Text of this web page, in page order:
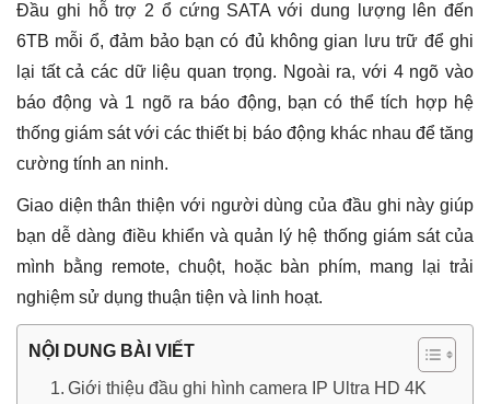
Đầu ghi hỗ trợ 2 ổ cứng SATA với dung lượng lên đến
6TB mỗi ổ, đảm bảo bạn có đủ không gian lưu trữ để ghi
lại tất cả các dữ liệu quan trọng. Ngoài ra, với 4 ngõ vào
báo động và 1 ngõ ra báo động, bạn có thể tích hợp hệ
thống giám sát với các thiết bị báo động khác nhau để tăng
cường tính an ninh.
Giao diện thân thiện với người dùng của đầu ghi này giúp
bạn dễ dàng điều khiển và quản lý hệ thống giám sát của
mình bằng remote, chuột, hoặc bàn phím, mang lại trải
nghiệm sử dụng thuận tiện và linh hoạt.
NỘI DUNG BÀI VIẾT
Giới thiệu đầu ghi hình camera IP Ultra HD 4K